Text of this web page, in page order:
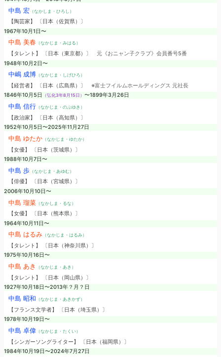
中島 宏（なかしま・ひろし）
【陶芸家】 〔日本（佐賀県）〕
1967年10月1日〜
中島 美春（なかじま・みはる）
【タレント】 〔日本（東京都）〕 元《おニャン子クラブ》会員番号5番
1948年10月2日〜
中嶋 成博（なかじま・しげひろ）
【経営者】 〔日本（広島県）〕 ※富士フイルムホールディングス 元社長
1846年10月5日
（弘化3年8月15日） 〜1899年3月26日
中島 信行（なかじま・のぶゆき）
【政治家】 〔日本（高知県）〕
1952年10月5日〜2025年11月27日
中島 ゆたか（なかじま・ゆたか）
【女優】 〔日本（茨城県）〕
1988年10月7日〜
中島 歩（なかじま・あゆむ）
【俳優】 〔日本（宮城県）〕
2006年10月10日〜
中島 瑠菜（なかしま・るな）
【女優】 〔日本（熊本県）〕
1964年10月11日〜
中島 はるみ（なかじま・はるみ）
【タレント】 〔日本（神奈川県）〕
1975年10月16日〜
中島 あき （なかじま・あき）
【タレント】 〔日本（岡山県）〕
1927年10月18日〜2013年？月？日
中島 昭和 （なかじま・あきかず）
【フランス文学者】 〔日本（埼玉県）〕
1978年10月19日〜
中島 卓偉（なかじま・たくい）
【シンガーソングライター】 〔日本（福岡県）〕
1984年10月19日〜2024年7月27日